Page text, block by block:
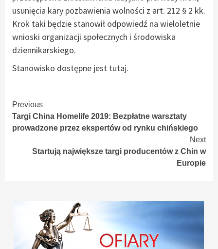
usunięcia kary pozbawienia wolności z art. 212 § 2 kk.
Krok taki będzie stanowił odpowiedź na wieloletnie
wnioski organizacji społecznych i środowiska
dziennikarskiego.
Stanowisko dostępne jest tutaj.
Continue
Reading
Previous
Targi China Homelife 2019: Bezpłatne warsztaty
prowadzone przez ekspertów od rynku chińskiego
Next
Startują największe targi producentów z Chin w
Europie